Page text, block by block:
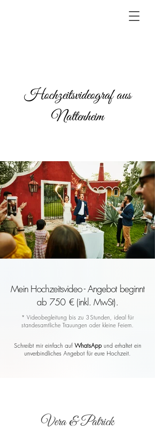
Hochzeitsvideograf aus
Nattenheim
Mein Hochzeitsvideo - Angebot beginnt
ab 750 € (inkl. MwSt).
* Videobegleitung bis zu 3 Stunden, ideal für
standesamtliche Trauungen oder kleine Feiern.
Schreibt mir einfach auf WhatsAppund erhaltet ein
unverbindliches Angebot für eure Hochzeit.
Vera & Patrick